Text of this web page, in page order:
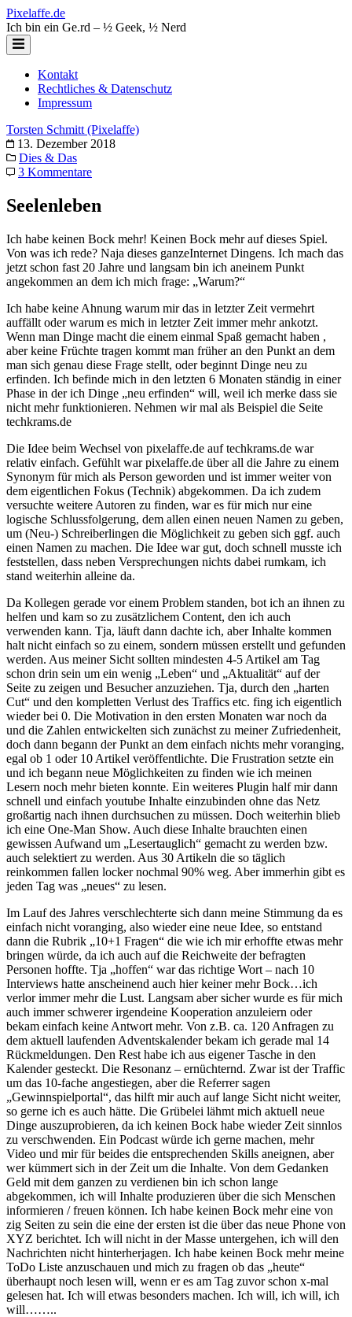
Zum
Inhalt
springen
Pixelaffe.de
Ich bin ein Ge.rd – ½ Geek, ½ Nerd
Kontakt
Rechtliches & Datenschutz
Impressum
Torsten Schmitt (Pixelaffe)
13. Dezember 2018
Dies & Das
3 Kommentare
Seelenleben
Ich habe keinen Bock mehr! Keinen Bock mehr auf dieses Spiel.
Von was ich rede? Naja dieses ganzeInternet Dingens. Ich mach das
jetzt schon fast 20 Jahre und langsam bin ich aneinem Punkt
angekommen an dem ich mich frage: „Warum?“
Ich habe keine Ahnung warum mir das in letzter Zeit vermehrt
auffällt oder warum es mich in letzter Zeit immer mehr ankotzt.
Wenn man Dinge macht die einem einmal Spaß gemacht haben ,
aber keine Früchte tragen kommt man früher an den Punkt an dem
man sich genau diese Frage stellt, oder beginnt Dinge neu zu
erfinden. Ich befinde mich in den letzten 6 Monaten ständig in einer
Phase in der ich Dinge „neu erfinden“ will, weil ich merke dass sie
nicht mehr funktionieren. Nehmen wir mal als Beispiel die Seite
techkrams.de
Die Idee beim Wechsel von pixelaffe.de auf techkrams.de war
relativ einfach. Gefühlt war pixelaffe.de über all die Jahre zu einem
Synonym für mich als Person geworden und ist immer weiter von
dem eigentlichen Fokus (Technik) abgekommen. Da ich zudem
versuchte weitere Autoren zu finden, war es für mich nur eine
logische Schlussfolgerung, dem allen einen neuen Namen zu geben,
um (Neu-) Schreiberlingen die Möglichkeit zu geben sich ggf. auch
einen Namen zu machen. Die Idee war gut, doch schnell musste ich
feststellen, dass neben Versprechungen nichts dabei rumkam, ich
stand weiterhin alleine da.
Da Kollegen gerade vor einem Problem standen, bot ich an ihnen zu
helfen und kam so zu zusätzlichem Content, den ich auch
verwenden kann. Tja, läuft dann dachte ich, aber Inhalte kommen
halt nicht einfach so zu einem, sondern müssen erstellt und gefunden
werden. Aus meiner Sicht sollten mindesten 4-5 Artikel am Tag
schon drin sein um ein wenig „Leben“ und „Aktualität“ auf der
Seite zu zeigen und Besucher anzuziehen. Tja, durch den „harten
Cut“ und den kompletten Verlust des Traffics etc. fing ich eigentlich
wieder bei 0. Die Motivation in den ersten Monaten war noch da
und die Zahlen entwickelten sich zunächst zu meiner Zufriedenheit,
doch dann begann der Punkt an dem einfach nichts mehr voranging,
egal ob 1 oder 10 Artikel veröffentlichte. Die Frustration setzte ein
und ich begann neue Möglichkeiten zu finden wie ich meinen
Lesern noch mehr bieten konnte. Ein weiteres Plugin half mir dann
schnell und einfach youtube Inhalte einzubinden ohne das Netz
großartig nach ihnen durchsuchen zu müssen. Doch weiterhin blieb
ich eine One-Man Show. Auch diese Inhalte brauchten einen
gewissen Aufwand um „Lesertauglich“ gemacht zu werden bzw.
auch selektiert zu werden. Aus 30 Artikeln die so täglich
reinkommen fallen locker nochmal 90% weg. Aber immerhin gibt es
jeden Tag was „neues“ zu lesen.
Im Lauf des Jahres verschlechterte sich dann meine Stimmung da es
einfach nicht voranging, also wieder eine neue Idee, so entstand
dann die Rubrik „10+1 Fragen“ die wie ich mir erhoffte etwas mehr
bringen würde, da ich auch auf die Reichweite der befragten
Personen hoffte. Tja „hoffen“ war das richtige Wort – nach 10
Interviews hatte anscheinend auch hier keiner mehr Bock…ich
verlor immer mehr die Lust. Langsam aber sicher wurde es für mich
auch immer schwerer irgendeine Kooperation anzuleiern oder
bekam einfach keine Antwort mehr. Von z.B. ca. 120 Anfragen zu
dem aktuell laufenden Adventskalender bekam ich gerade mal 14
Rückmeldungen. Den Rest habe ich aus eigener Tasche in den
Kalender gesteckt. Die Resonanz – ernüchternd. Zwar ist der Traffic
um das 10-fache angestiegen, aber die Referrer sagen
„Gewinnspielportal“, das hilft mir auch auf lange Sicht nicht weiter,
so gerne ich es auch hätte. Die Grübelei lähmt mich aktuell neue
Dinge auszuprobieren, da ich keinen Bock habe wieder Zeit sinnlos
zu verschwenden. Ein Podcast würde ich gerne machen, mehr
Video und mir für beides die entsprechenden Skills aneignen, aber
wer kümmert sich in der Zeit um die Inhalte. Von dem Gedanken
Geld mit dem ganzen zu verdienen bin ich schon lange
abgekommen, ich will Inhalte produzieren über die sich Menschen
informieren / freuen können. Ich habe keinen Bock mehr eine von
zig Seiten zu sein die eine der ersten ist die über das neue Phone von
XYZ berichtet. Ich will nicht in der Masse untergehen, ich will den
Nachrichten nicht hinterherjagen. Ich habe keinen Bock mehr meine
ToDo Liste anzuschauen und mich zu fragen ob das „heute“
überhaupt noch lesen will, wenn er es am Tag zuvor schon x-mal
gelesen hat. Ich will etwas besonders machen. Ich will, ich will, ich
will……..